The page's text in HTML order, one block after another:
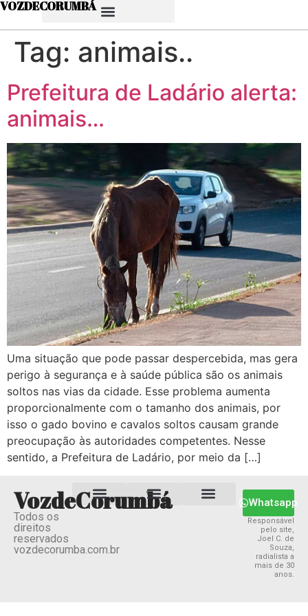
VOZDECORUMBÁ
Tag: animais..
Prefeitura de Ladário alerta:
animais…
Uma situação que pode passar despercebida, mas gera
perigo à segurança e à saúde pública são os animais
soltos nas vias da cidade. Esse problema aumenta
proporcionalmente com o tamanho dos animais, por
isso o gado bovino e cavalos soltos causam grande
preocupação às autoridades competentes. Nesse
sentido, a Prefeitura de Ladário, por meio da […]
VozdeCorumbá
Todos os
direitos
reservados
vozdecorumba.com.br
Whatsapp
Responsável
pelo site,
Joel C. de
Souza,
radialista a
mais de 30
anos.